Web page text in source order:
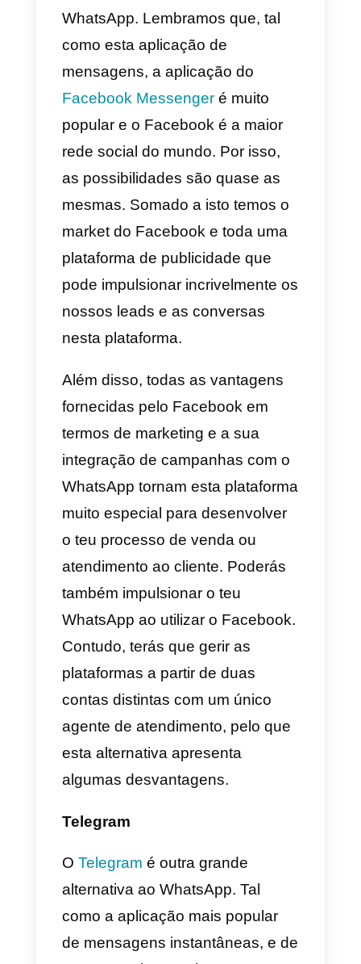
controlo do teu negócio. Além
disso, também tens a
possibilidade de ativar um routing
automático que atribui as
conversas, chat interno entre
agentes, derivação de conversas
e tudo isto num só lugar.
Centraliza todas as conversas
das diferentes redes sociais
numa só caixa de entrada onde
agentes de assistência
disponíveis na tua empresa.
Sem dúvida que a Callbell se
converte na melhor opção e
alternativa ao WhatsApp.
Facebook
OFacebooké uma alternativa ao
WhatsApp. Lembramos que, tal
mensagens, a aplicação do
Facebook Messenger
popular e o Facebook é a maior
as possibilidades são quase as
mesmas. Somado a isto temos o
market do Facebook e toda uma